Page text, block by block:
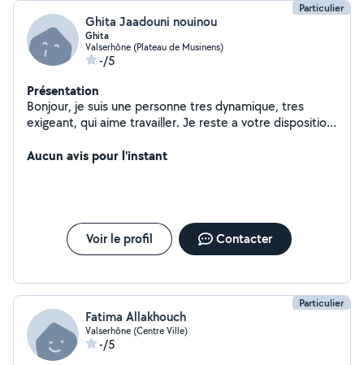
Particulier
Ghita Jaadouni nouinou
Ghita
Valserhône (Plateau de Musinens)
-/5
Présentation
Bonjour, je suis une personne tres dynamique, tres
exigeant, qui aime travailler. Je reste a votre disposition
Aucun avis pour l'instant
Voir le profil Contacter
Particulier
Fatima Allakhouch
Valserhône (Centre Ville)
-/5